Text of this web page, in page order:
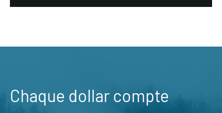
Chaque dollar compte